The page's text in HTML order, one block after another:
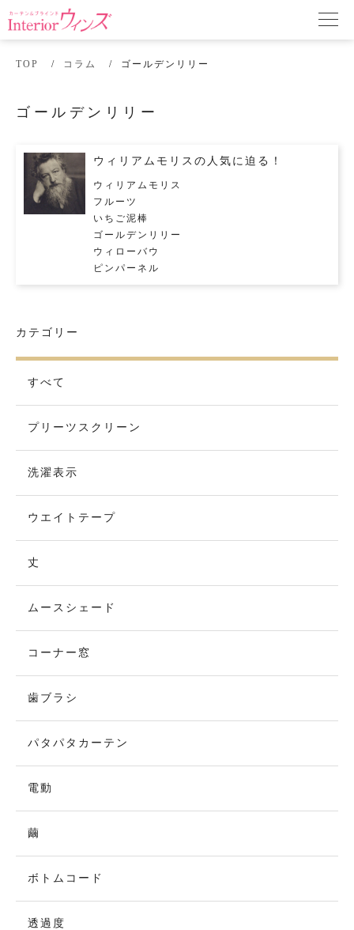
TOP コラム ゴールデンリリー
ゴールデンリリー
ウィリアムモリスの人気に迫る！
ウィリアムモリス
フルーツ
いちご泥棒
ゴールデンリリー
ウィローバウ
ピンパーネル
カテゴリー
すべて
プリーツスクリーン
洗濯表示
ウエイトテープ
丈
ムースシェード
コーナー窓
歯ブラシ
パタパタカーテン
電動
繭
ボトムコード
透過度